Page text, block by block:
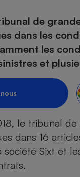
de
dans les
les
et
le tribunal de
dans 16
Sixt et
alimentaire
- Hygiène
- Drive
- Crédit
- Fiscalité
routière
technique -
- Drive
plaque à
hotte
climatiseur
aspirateur
aspirateur
- Gaz
casque audio
barre de son
imprimante
ordinateur
ultrabook
tablette
immobilier
pression
tondeuse
poêle à
radiateur
- Jardinage
- Beauté
- Médecine -
de santé -
de retraite